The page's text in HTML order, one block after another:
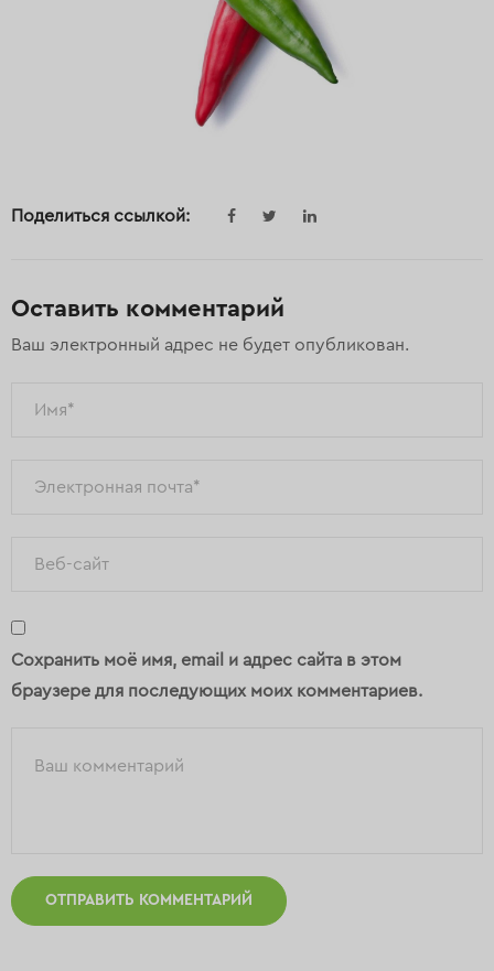
Поделиться ссылкой:
Оставить комментарий
Ваш электронный адрес не будет опубликован.
Сохранить моё имя, email и адрес сайта в этом
браузере для последующих моих комментариев.